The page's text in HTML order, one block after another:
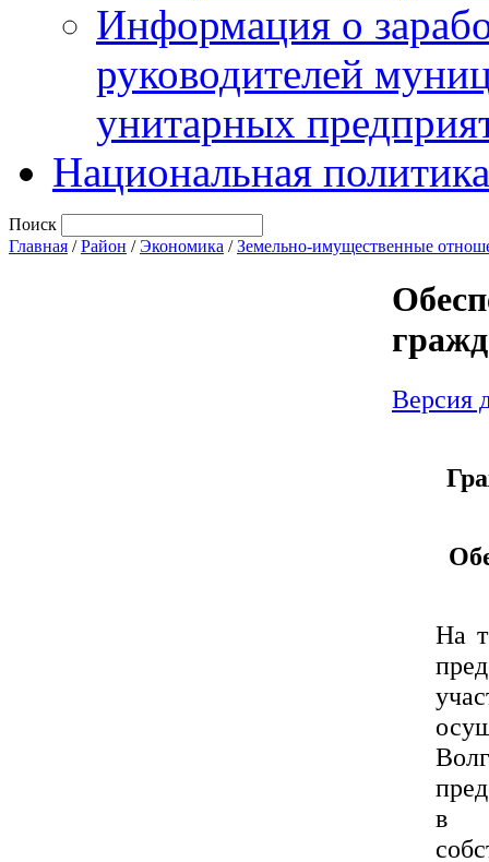
Информация о
руководителей
унитарных
Национальная политика
Поиск
Главная /Район /Экономика /Земельно-имущественные
Версия
На
в